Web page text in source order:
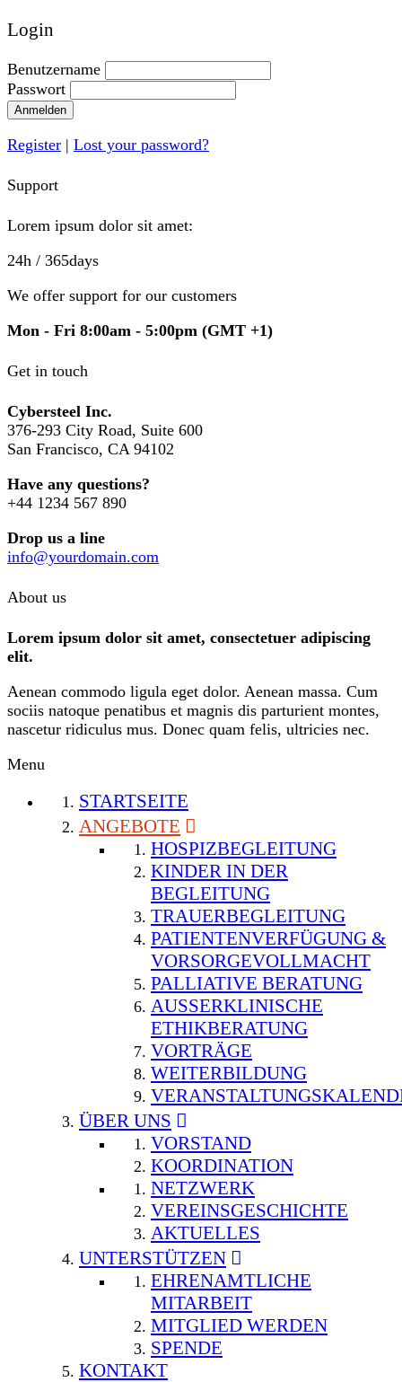
Login
Benutzername
Passwort
Anmelden
Register | Lost your password?
Support
Lorem ipsum dolor sit amet:
24h / 365days
We offer support for our customers
Mon - Fri 8:00am - 5:00pm (GMT +1)
Get in touch
Cybersteel Inc.
376-293 City Road, Suite 600
San Francisco, CA 94102
Have any questions?
+44 1234 567 890
Drop us a line
info@yourdomain.com
About us
Lorem ipsum dolor sit amet, consectetuer adipiscing
elit.
Aenean commodo ligula eget dolor. Aenean massa. Cum
sociis natoque penatibus et magnis dis parturient montes,
nascetur ridiculus mus. Donec quam felis, ultricies nec.
Menu
STARTSEITE
ANGEBOTE
HOSPIZBEGLEITUNG
KINDER IN DER
BEGLEITUNG
TRAUERBEGLEITUNG
PATIENTENVERFÜGUNG &
VORSORGEVOLLMACHT
PALLIATIVE BERATUNG
AUSSERKLINISCHE E
THIKBERATUNG
VORTRÄGE
WEITERBILDUNG
ÜBER UNS
VORSTAND
KOORDINATION
NETZWERK
VEREINSGESCHICHTE
AKTUELLES
UNTERSTÜTZEN
EHRENAMTLICHE
MITARBEIT
MITGLIED WERDEN
SPENDE
KONTAKT